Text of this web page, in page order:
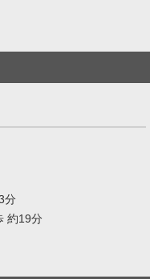
分
約19分